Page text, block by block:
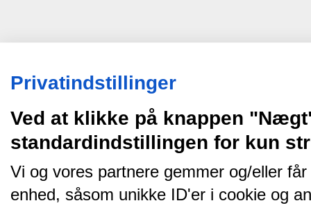
Privatindstillinger
Ved at klikke på knappen
standardindstillingen for kun
Vi og vores partnere gemmer og/eller
enhed, såsom unikke ID'er i cookie og